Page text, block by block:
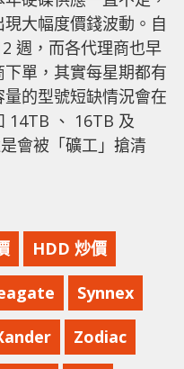
大幅度價錢波動。自
週，而各代理商也早
單，其實每星期都有
的型號短缺情況會在
14TB 、 16TB 及
會被「礦工」搶清
HDD 炒價
Synnex
Zodiac